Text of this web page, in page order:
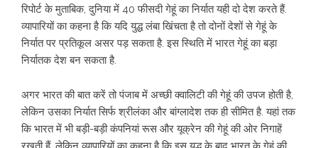
रिपोर्ट के मुताबिक, दुनिया में 40 फीसदी गेहूं का निर्यात यही दो देश करते हैं.
व्यापारियों का कहना है कि यदि युद्ध लंबा खिंचता है तो दोनों देशों से गेहूं के
निर्यात पर प्रतिकूल असर पड़ सकता है. इस स्थिति में भारत गेहूं का बड़ा
निर्यातक देश बन सकता है.
अगर भारत की बात करें तो पंजाब में अच्छी क्वालिटी की गेहूं की उपज होती है,
लेकिन उसका निर्यात सिर्फ श्रीलंका और बांग्लादेश तक ही सीमित है. यहां तक
कि भारत में भी बड़ी-बड़ी कंपनियां रूस और यूक्रेन की गेहूं की ओर निगाहें